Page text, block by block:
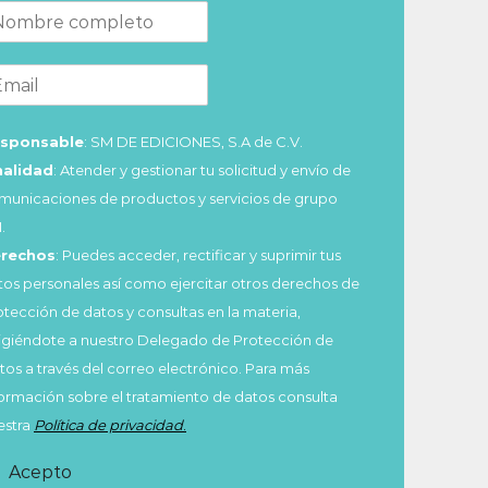
: SM DE EDICIONES, S.A de C.V.
: Atender y gestionar tu solicitud y envío de
de productos y servicios de grupo
: Puedes acceder, rectificar y suprimir tus
personales así como ejercitar otros derechos de
de datos y consultas en la materia,
a nuestro Delegado de Protección de
a través del correo electrónico. Para más
sobre el tratamiento de datos consulta
Política de privacidad.
Acepto